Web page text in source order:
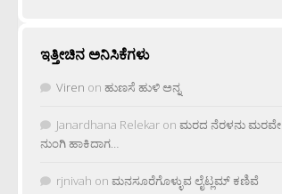
ಇತ್ತೀಚಿನ ಅನಿಸಿಕೆಗಳು
Viren on ಹುಣಸೆ ಹುಳಿ ಅನ್ನ
Janardhana Relekar on ಮರದ ನೆರಳನು ಮರವೇ
ನುಂಗಿ ಹಾಕಿದಾಗ…
rjnivah on ಮನಸೂರೆಗೊಳ್ಳುವ ಲೈಟ್ಲಮ್ ಕಣಿವೆ